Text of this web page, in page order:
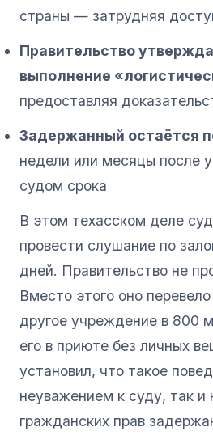
страны — затрудняя
Правительство
выполнение
предоставляя
Задержанный остаётся
недели или месяцы после
судом срока
В этом техасском деле
провести слушание по
дней. Правительство не
Вместо этого оно
другое учреждение в 800
его в приюте без личных
установил, что такое
неуважением к суду, так и
гражданских прав